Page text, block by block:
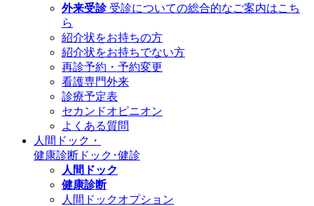
外来受診 受診についての総合的なご案内はこち
ら
紹介状をお持ちの方
紹介状をお持ちでない方
再診予約・予約変更
看護専門外来
診療予定表
セカンドオピニオン
よくある質問
人間ドック・
健康診断 ドック･健診
人間ドック
健康診断
人間ドックオプション